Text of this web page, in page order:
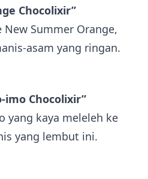
Chocolixir”
Summer Orange,
asam yang ringan.
imo Chocolixir”
yang kaya meleleh ke
yang lembut ini.